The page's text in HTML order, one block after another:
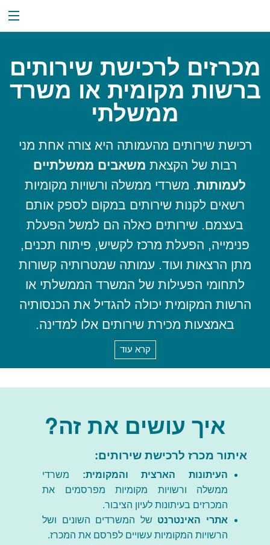
האוגדן לשירותך
גורמי ממשל
מכרזים לרכישת שירותים
ברשות מקומית או משרד
ממשלתי
רכישת שירותים מהעמותה היא צורה אחת מני
רבות של הקצאת משאבים ממשלתיים
לעמותות. משרדי ממשלה ורשויות מקומיות
רשאים לקנות שירותים במקום לספק אותם
בעצמם. שירותים כאלה הם למשל הפעלת
פנימייה, הפעלת מרכז לקשיש, פיתוח תכנים,
מתן הרצאות ועוד. עמותה שמטרותיה קשורות
לתחומי הפעילות של המשרד הממשלתי או
הרשות המקומית יכולה להגדיל את הכנסותיה
באמצעות מכירת שירותים אלו למדינה.
קרא עוד
איך עושים את זה?
איתור מכרז לרכישת שירותים:
העיתונות הארצית והמקומית: משרדי
ממשלה ורשויות מקומיות מפרסמים את
המכרזים בעיתונות לעיון הציבור.
אתרי האינטרנט של המשרדים השונים ושל
הרשויות המקומיות עשויים לפרסם את המכרז.